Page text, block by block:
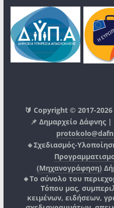
🔰 Copyright © 2017-
📌 Δημαρχείο Δάφνης
🔹Σχεδιασμός-
(Μηχανογράφηση)
🔸Το σύνολο του
Τόπου μας,
κειμένων, ειδήσεων,